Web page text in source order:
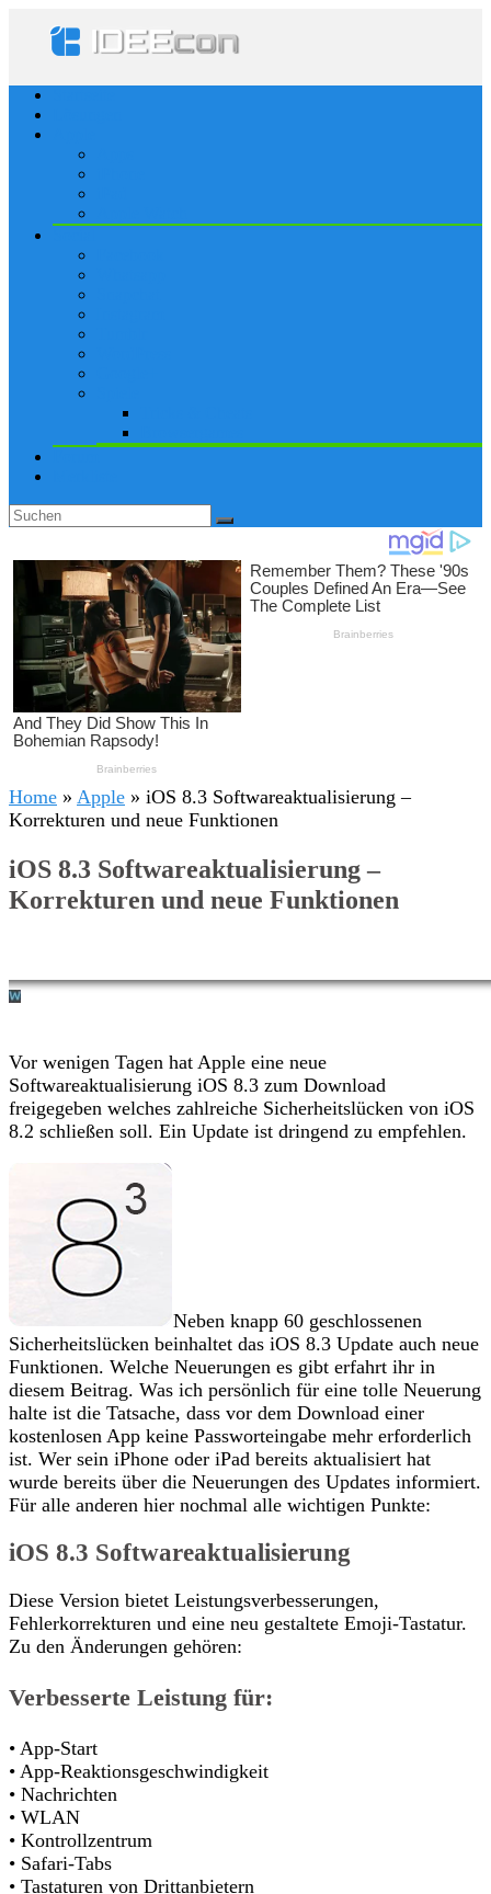
Home » Apple » iOS 8.3 Softwareaktualisierung –
Korrekturen und neue Funktionen
iOS 8.3 Softwareaktualisierung –
Korrekturen und neue Funktionen
Vor wenigen Tagen hat Apple eine neue
Softwareaktualisierung iOS 8.3 zum Download
freigegeben welches zahlreiche Sicherheitslücken von iOS
8.2 schließen soll. Ein Update ist dringend zu empfehlen.
Neben knapp 60 geschlossenen
Sicherheitslücken beinhaltet das iOS 8.3 Update auch neue
Funktionen. Welche Neuerungen es gibt erfahrt ihr in
diesem Beitrag. Was ich persönlich für eine tolle Neuerung
halte ist die Tatsache, dass vor dem Download einer
kostenlosen App keine Passworteingabe mehr erforderlich
ist. Wer sein iPhone oder iPad bereits aktualisiert hat
wurde bereits über die Neuerungen des Updates informiert.
Für alle anderen hier nochmal alle wichtigen Punkte:
iOS 8.3 Softwareaktualisierung
Diese Version bietet Leistungsverbesserungen,
Fehlerkorrekturen und eine neu gestaltete Emoji-Tastatur.
Zu den Änderungen gehören:
Verbesserte Leistung für:
• App-Start
• App-Reaktionsgeschwindigkeit
• Nachrichten
• WLAN
• Kontrollzentrum
• Safari-Tabs
• Tastaturen von Drittanbietern